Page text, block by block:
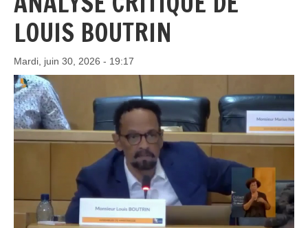
LOUIS BOUTRIN
Mardi, juin 30, 2026 - 19:17